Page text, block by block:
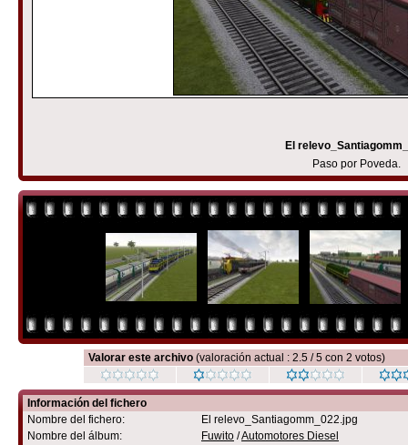
El
Paso por Poveda.
Valorar este archivo(valoración actual : 2.5 / 5 con 2 votos)
Información del fichero
Nombre del fichero:
El relevo_Santiagomm_022.jpg
Nombre del álbum:
Fuwito /Automotores Diesel